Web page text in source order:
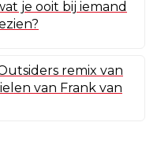
je ooit bij iemand
remix van
van Frank van